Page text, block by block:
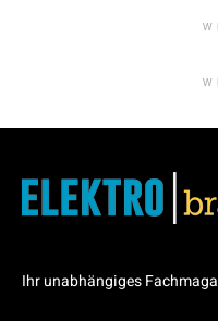
Ihr unabhängiges